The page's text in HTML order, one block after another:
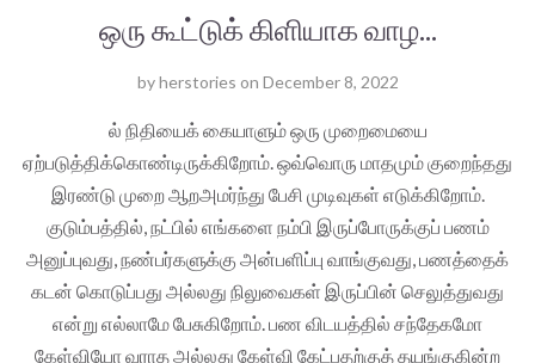
ஒரு கூட்டுக் கிளியாக வாழ...
byherstories on December 8, 2022
ல் நிதியைக் கையாளும் ஒரு முறைமையை
ஏற்படுத்திக்கொண்டிருக்கிறோம். ஒவ்வொரு மாதமும் குறைந்தது
இரண்டு முறை ஆறஅமர்ந்து பேசி முடிவுகள் எடுக்கிறோம்.
குடும்பத்தில், நட்பில் எங்களை நம்பி இருப்போருக்குப் பணம்
அனுப்புவது, நண்பர்களுக்கு அன்பளிப்பு வாங்குவது, பணத்தைக்
கடன் கொடுப்பது அல்லது நிலுவைகள் இருப்பின் செலுத்துவது
என்று எல்லாமே பேசுகிறோம். பண விடயத்தில் சந்தேகமோ
கேள்வியோ வராத அல்லது கேள்வி கேட்பதற்குத் தயங்குகின்ற